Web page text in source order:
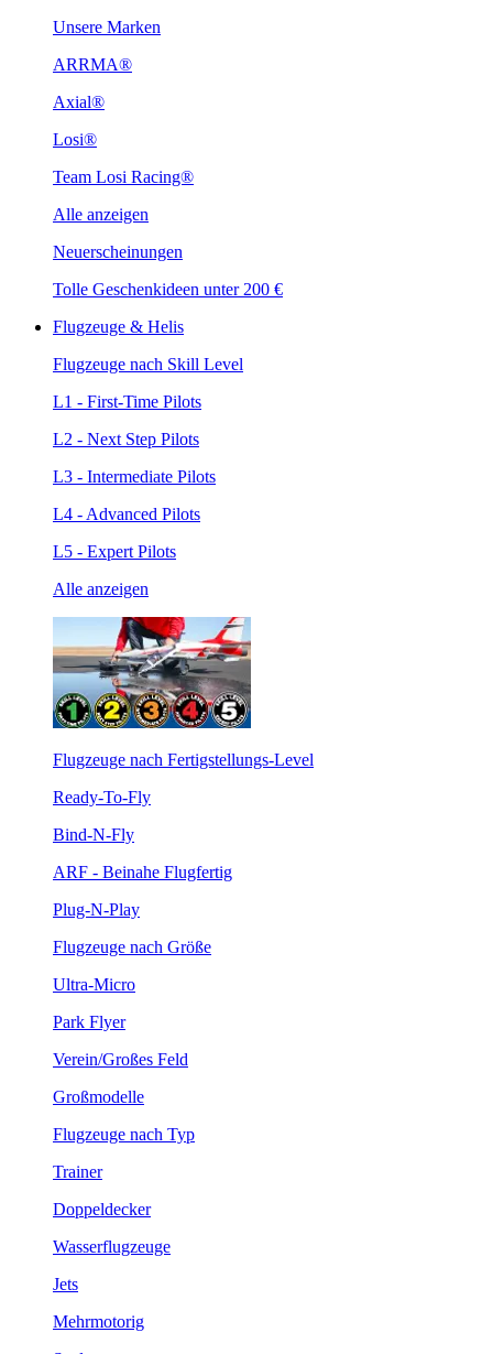
Unsere Marken
ARRMA®
Axial®
Losi®
Team Losi Racing®
Alle anzeigen
Neuerscheinungen
Tolle Geschenkideen unter 200 €
Flugzeuge & Helis
Flugzeuge nach Skill Level
L1 - First-Time Pilots
L2 - Next Step Pilots
L3 - Intermediate Pilots
L4 - Advanced Pilots
L5 - Expert Pilots
Alle anzeigen
Flugzeuge nach Fertigstellungs-Level
Ready-To-Fly
Bind-N-Fly
ARF - Beinahe Flugfertig
Plug-N-Play
Flugzeuge nach Größe
Ultra-Micro
Park Flyer
Verein/Großes Feld
Großmodelle
Flugzeuge nach Typ
Trainer
Doppeldecker
Wasserflugzeuge
Jets
Mehrmotorig